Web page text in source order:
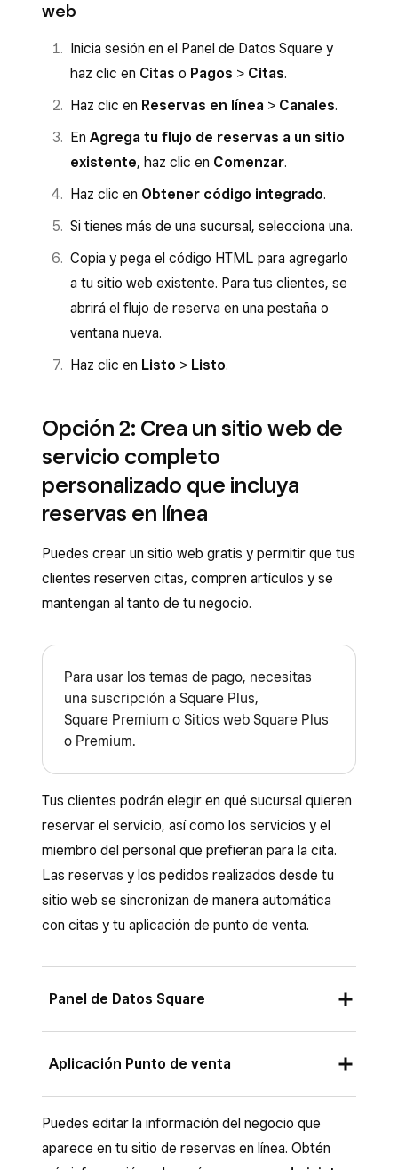
web
Inicia sesión en el Panel de Datos Square y
haz clic en Citas o Pagos > Citas.
Haz clic en Reservas en línea > Canales.
En Agrega tu flujo de reservas a un sitio
existente, haz clic en Comenzar.
Haz clic en Obtener código integrado.
Si tienes más de una sucursal, selecciona una.
Copia y pega el código HTML para agregarlo
a tu sitio web existente. Para tus clientes, se
abrirá el flujo de reserva en una pestaña o
ventana nueva.
Haz clic en Listo > Listo.
Opción 2: Crea un sitio web de
servicio completo
personalizado que incluya
reservas en línea
Puedes crear un sitio web gratis y permitir que tus
clientes reserven citas, compren artículos y se
mantengan al tanto de tu negocio.
Para usar los temas de pago, necesitas
una suscripción a Square Plus,
Square Premium o Sitios web Square Plus
o Premium.
Tus clientes podrán elegir en qué sucursal quieren
reservar el servicio, así como los servicios y el
miembro del personal que prefieran para la cita.
Las reservas y los pedidos realizados desde tu
sitio web se sincronizan de manera automática
con citas y tu aplicación de punto de venta.
Panel de Datos Square
Inicia sesión en el Panel de Datos Square y
Haz clic
en Reservas en línea >
previa del sitio
Aplicación Punto de venta
reservas activado o desde la aplicación PDV
para Citas Square:
Puedes editar la información del negocio que
aparece en tu sitio de reservas en línea. Obtén